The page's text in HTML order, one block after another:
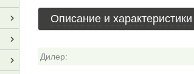
Описание и характеристики
Дилер: